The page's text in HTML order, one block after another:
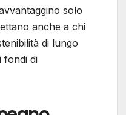
solo
anche a chi
di lungo
fondi di